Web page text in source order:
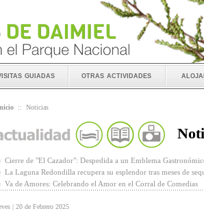
guiadas otras actividades
:: Noticias
Cierre de "El Cazador": Despedida a un Emblema
La Laguna Redondilla recupera su esplendor tras meses de
Va de Amores: Celebrando el Amor en el Corral de Comedias
| 20 de Febrero 2025